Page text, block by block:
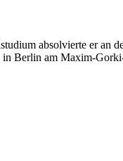
absolvierte er an
Berlin am Maxim-